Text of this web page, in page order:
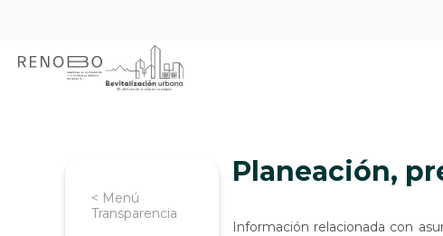
contenido
Sitio Web Empresa de
< Menú
Transparencia
Planeación,
Información relacionada con